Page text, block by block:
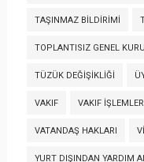
TAŞINMAZ BILDIRIMI
TOPLANTISIZ GENEL
TÜZÜK DEĞIŞIKLIĞI
VAKIF VAKIF
VATANDAŞ HAKLARI
YURT DIŞINDAN YARDIM